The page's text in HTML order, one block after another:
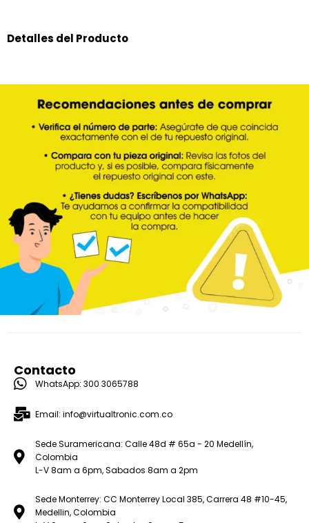
Detalles del Producto
Contacto
WhatsApp: 300 3065788
Email: info@virtualtronic.com.co
Sede Suramericana: Calle 48d # 65a - 20 Medellín,
Colombia
L-V 8am a 6pm, Sabados 8am a 2pm
Sede Monterrey: CC Monterrey Local 385, Carrera 48 #10-45,
Medellin, Colombia